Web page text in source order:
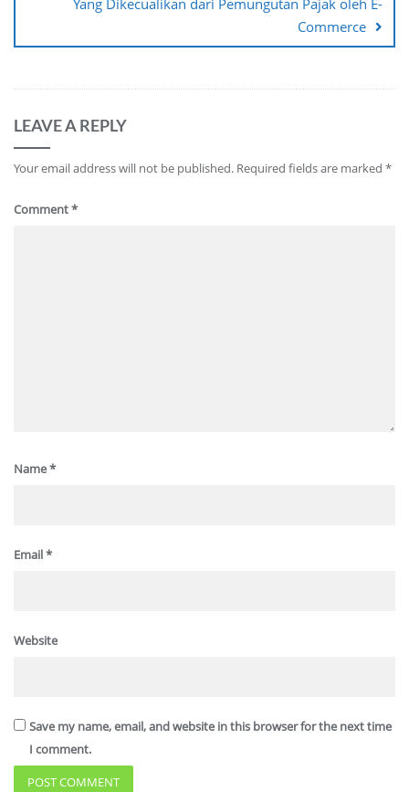
Yang Dikecualikan dari Pemungutan Pajak oleh E-
Commerce
LEAVE A REPLY
Your email address will not be published. Required fields are marked *
Comment*
Name*
Email*
Website
Save my name, email, and website in this browser for the next time
I comment.